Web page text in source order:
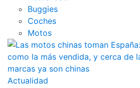
Buggies
Coches
Motos
Actualidad